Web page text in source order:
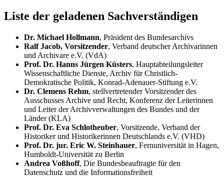
Liste der geladenen Sachverständigen
Dr. Michael Hollmann, Präsident des Bundesarchivs
Ralf Jacob, Vorsitzender, Verband deutscher Archivarinnen
und Archivare e.V. (VdA)
Prof. Dr. Hanns Jürgen Küsters, Hauptabteilungsleiter
Wissenschaftliche Dienste, Archiv für Christlich-
Demokratische Politik, Konrad-Adenauer-Stiftung e.V.
Dr. Clemens Rehm, stellvertretender Vorsitzender des
Ausschusses Archive und Recht, Konferenz der Leiterinnen
und Leiter der Archivverwaltungen des Bundes und der
Länder (KLA)
Prof. Dr. Eva Schlotheuber, Vorsitzende, Verband der
Historiker und Historikerinnen Deutschlands e.V. (VHD)
Prof. Dr. jur. Eric W. Steinhauer, Fernuniversität in Hagen,
Humboldt-Universität zu Berlin
Andrea Voßhoff, Die Bundesbeauftragte für den
Datenschutz und die Informationsfreiheit